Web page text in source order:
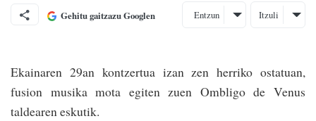
Gehitu gaitzazu Googlen Entzun Itzuli
Ekainaren 29an kon­tzertua izan zen herriko ostatuan,
fusion musika mota egiten zuen Ombligo de Venus
taldearen eskutik.